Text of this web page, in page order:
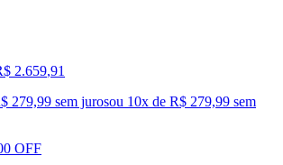
2.659,91
279,99 sem jurosou 10x de R$ 279,99 sem
OFF